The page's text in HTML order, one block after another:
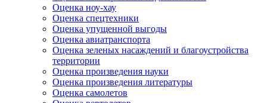
Оценка ноу-хау
Оценка спецтехники
Оценка упущенной выгоды
Оценка авиатранспорта
Оценка зеленых насаждений и благоустройства
территории
Оценка произведения науки
Оценка произведения литературы
Оценка самолетов